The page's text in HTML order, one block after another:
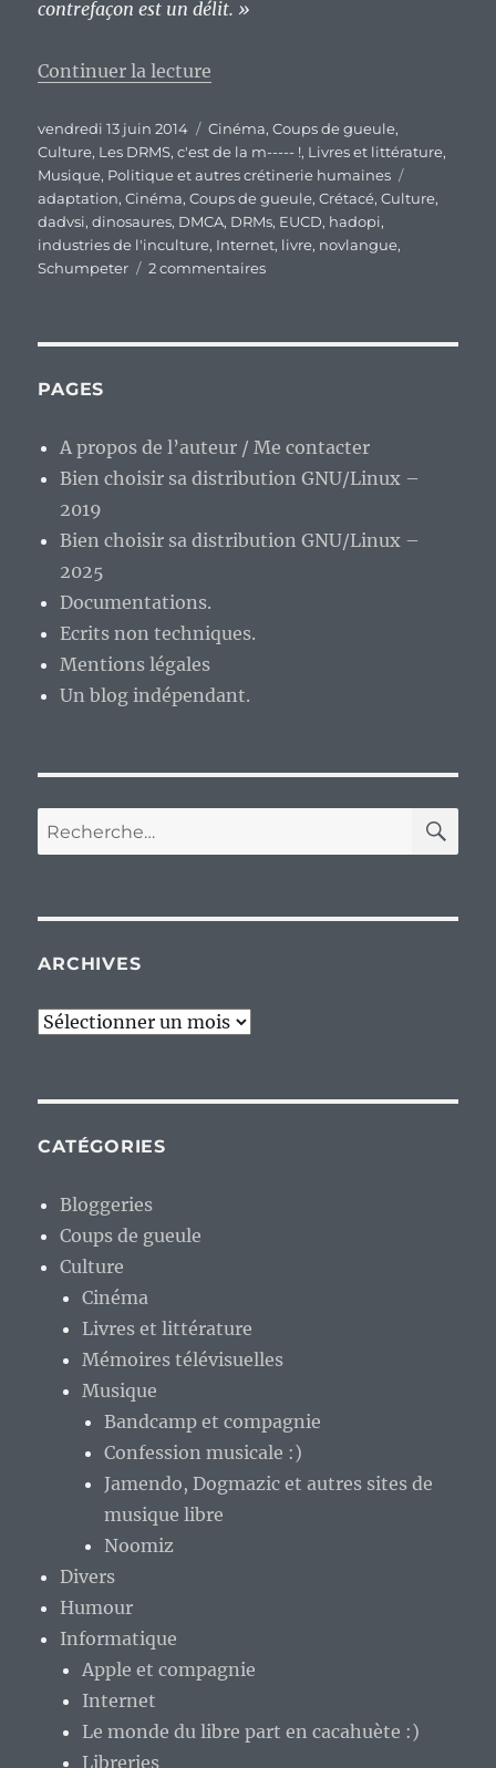
contrefaçon est un délit. »
Continuer la lecture
Publié
le
vendredi 13 juin 2014 Catégories
Cinéma,Coups de gueule,
Culture, Les DRMS, c'est de la m----- !, Livres et littérature,
Musique, Politique et autres crétinerie humaines
adaptation,Cinéma,Coups de gueule,Crétacé,Culture,
dadvsi,dinosaures, DMCA, DRMs, EUCD, hadopi,
industries de l'inculture, Internet, livre, novlangue,
Schumpeter
2 commentairessur
économique…
Ou
ignore
PAGES
A propos de l’auteur / Me contacter
Bien choisir sa distribution GNU/Linux –
2019
Bien choisir sa distribution GNU/Linux –
2025
Documentations.
Ecrits non techniques.
Mentions légales
Un blog indépendant.
Recherche
pour :
ARCHIVES
Archives
CATÉGORIES
Bloggeries
Coups de gueule
Culture
Cinéma
Livres et littérature
Mémoires télévisuelles
Musique
Bandcamp et compagnie
Confession musicale :)
Jamendo, Dogmazic et autres sites de
musique libre
Noomiz
Divers
Humour
Informatique
Apple et compagnie
Internet
Le monde du libre part en cacahuète :)
Libreries